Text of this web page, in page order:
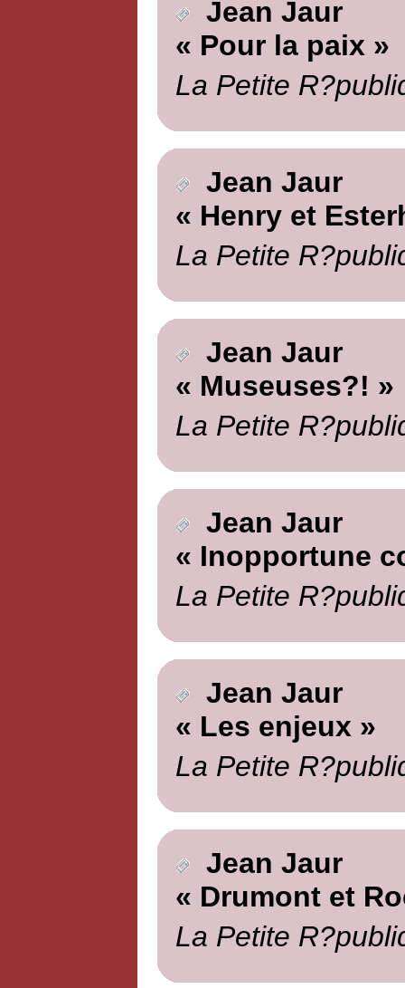
Jean Jaur
« Pour la paix »
La Petite
Jean Jaur
« Henry et
La Petite
Jean Jaur
« Museuses?! »
La Petite
Jean Jaur
« Inopportune
La Petite
Jean Jaur
« Les enjeux »
La Petite
Jean Jaur
« Drumont et
La Petite